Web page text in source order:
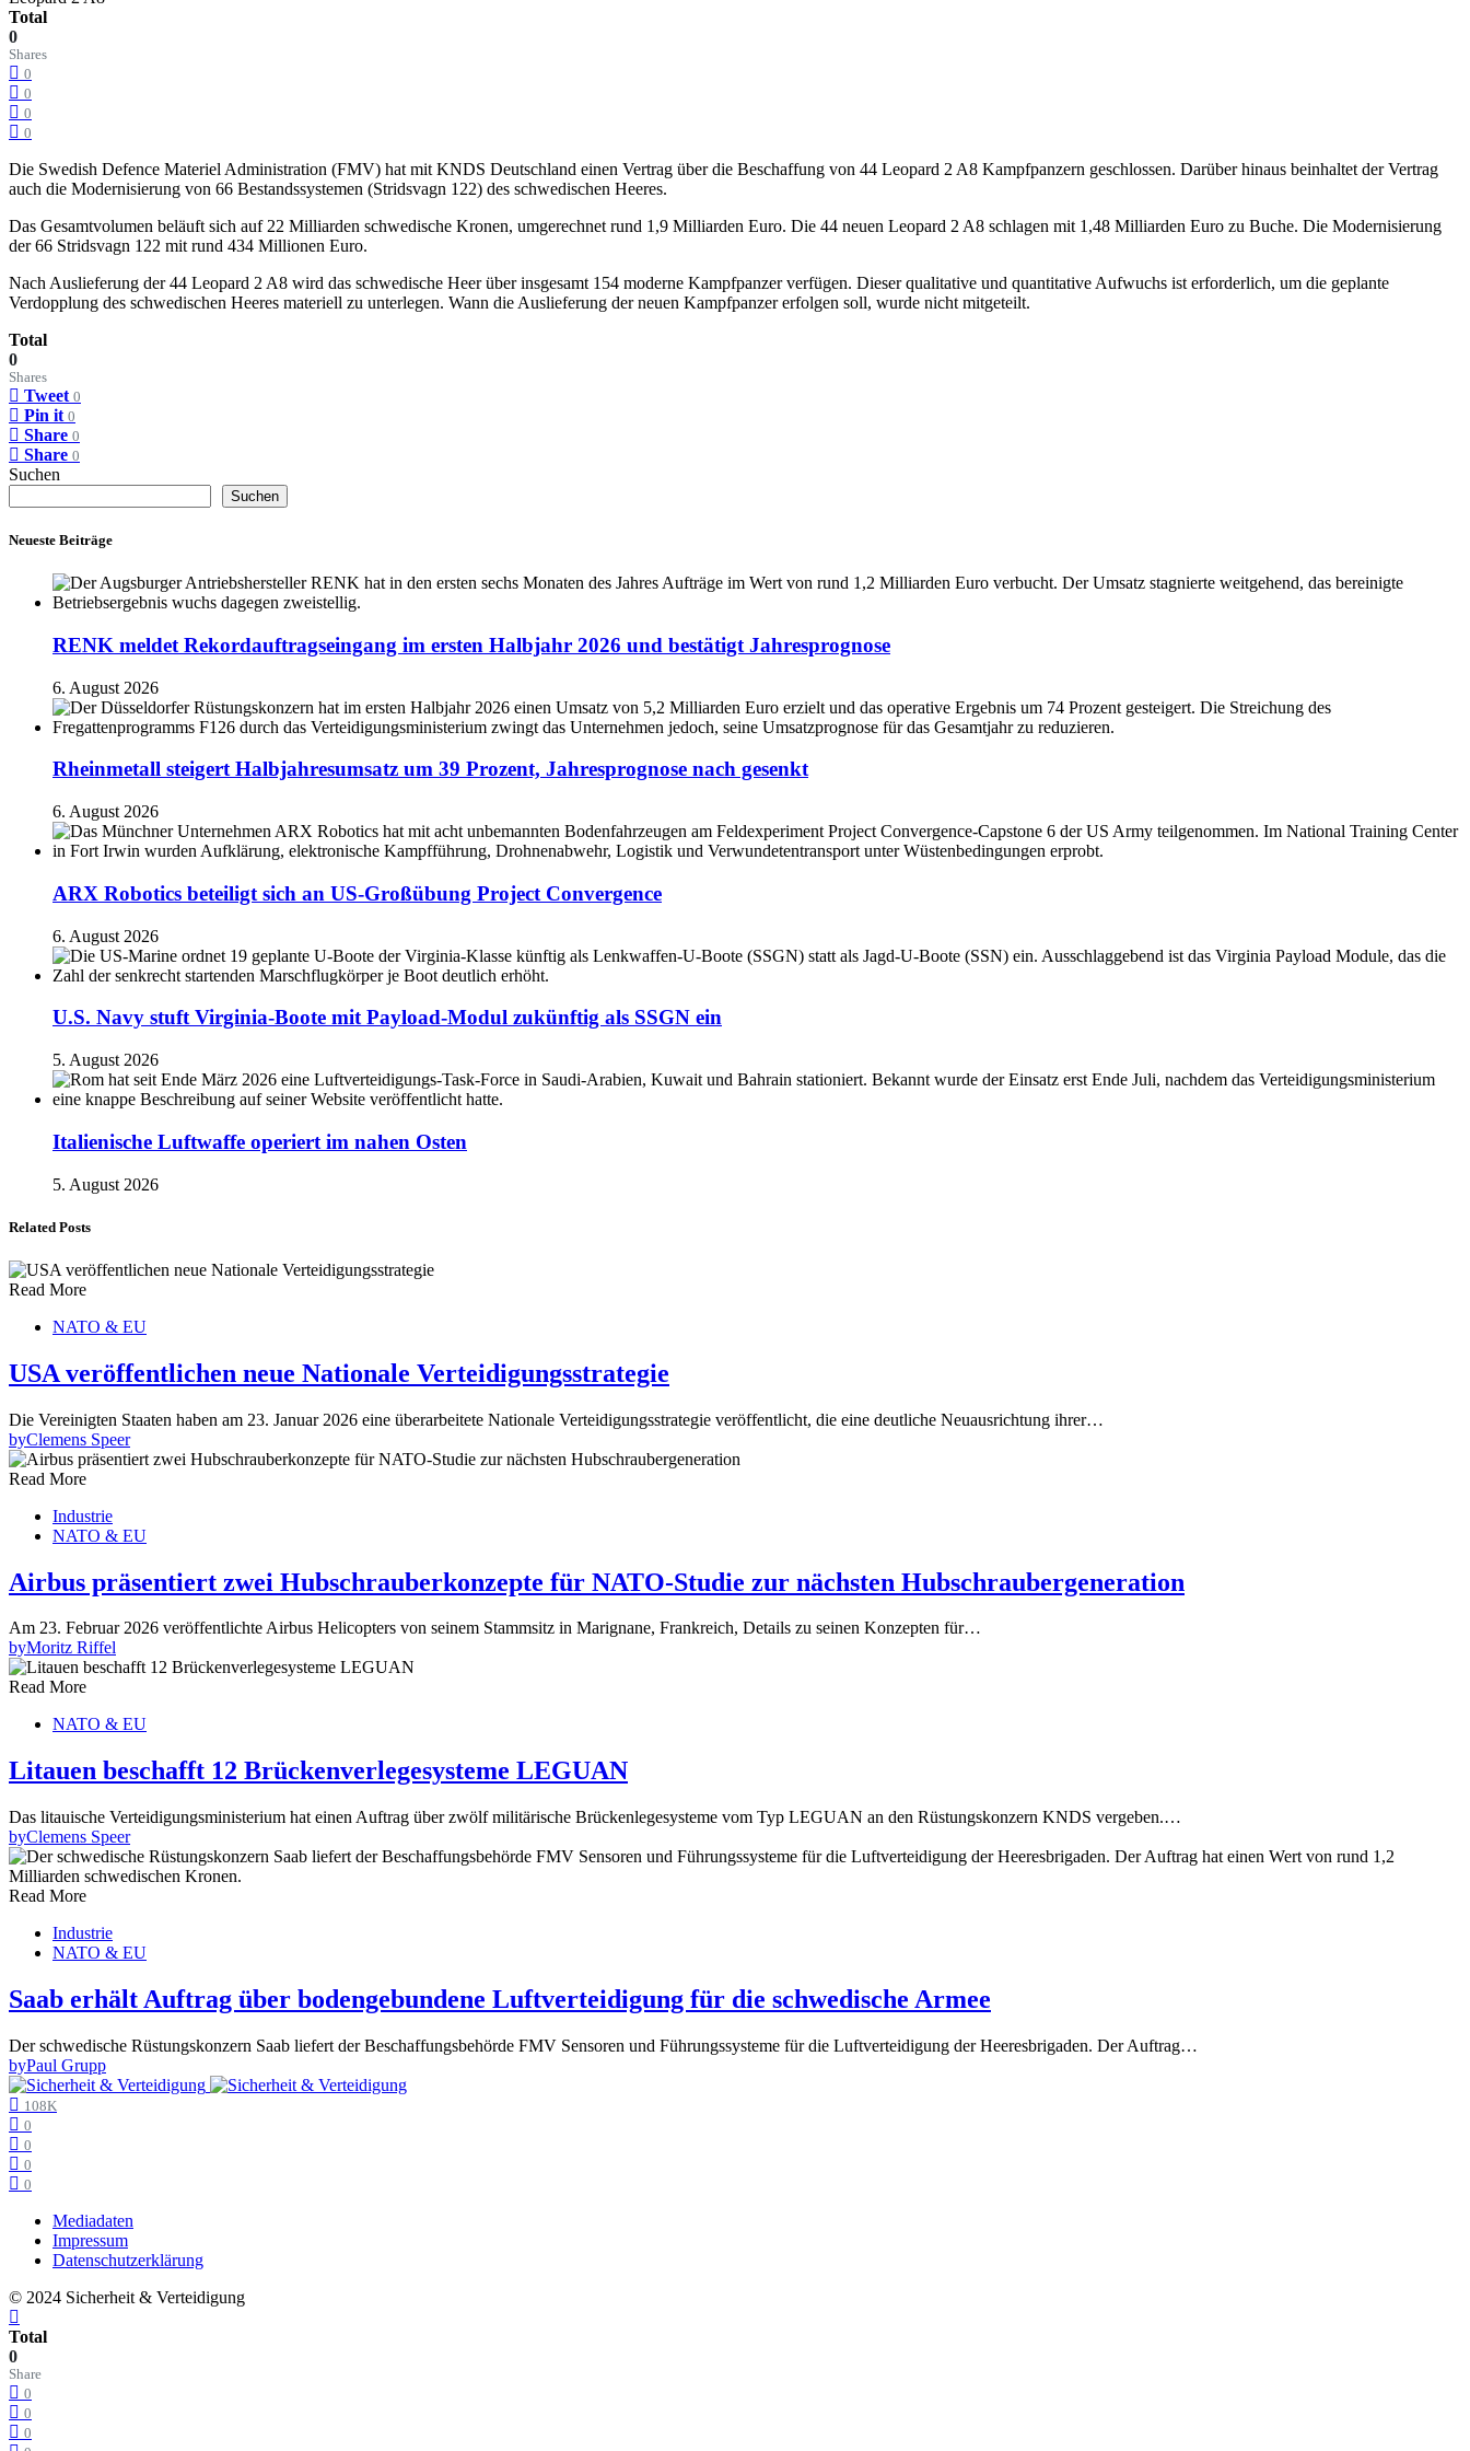
Total
0
Shares
0
0
0
0
Die Swedish Defence Materiel Administration (FMV) hat mit KNDS Deutschland einen Vertrag über die Beschaffung von 44 Leopard 2 A8 Kampfpanzern geschlossen. Darüber hinaus beinhaltet der Vertrag
auch die Modernisierung von 66 Bestandssystemen (Stridsvagn 122) des schwedischen Heeres.
Das Gesamtvolumen beläuft sich auf 22 Milliarden schwedische Kronen, umgerechnet rund 1,9 Milliarden Euro. Die 44 neuen Leopard 2 A8 schlagen mit 1,48 Milliarden Euro zu Buche. Die Modernisierung
der 66 Stridsvagn 122 mit rund 434 Millionen Euro.
Nach Auslieferung der 44 Leopard 2 A8 wird das schwedische Heer über insgesamt 154 moderne Kampfpanzer verfügen. Dieser qualitative und quantitative Aufwuchs ist erforderlich, um die geplante
Verdopplung des schwedischen Heeres materiell zu unterlegen. Wann die Auslieferung der neuen Kampfpanzer erfolgen soll, wurde nicht mitgeteilt.
Total
0
Shares
Tweet 0
Pin it 0
Share 0
Share 0
Suchen
Suchen
Neueste Beiträge
RENK meldet Rekordauftragseingang im ersten Halbjahr 2026 und bestätigt Jahresprognose
6. August 2026
Rheinmetall steigert Halbjahresumsatz um 39 Prozent, Jahresprognose nach gesenkt
6. August 2026
ARX Robotics beteiligt sich an US-Großübung Project Convergence
6. August 2026
U.S. Navy stuft Virginia-Boote mit Payload-Modul zukünftig als SSGN ein
5. August 2026
Italienische Luftwaffe operiert im nahen Osten
5. August 2026
Related Posts
Read More
NATO & EU
USA veröffentlichen neue Nationale Verteidigungsstrategie
Die Vereinigten Staaten haben am 23. Januar 2026 eine überarbeitete Nationale Verteidigungsstrategie veröffentlicht, die eine deutliche Neuausrichtung ihrer…
byClemens Speer
Read More
Industrie
NATO & EU
Airbus präsentiert zwei Hubschrauberkonzepte für NATO-Studie zur nächsten Hubschraubergeneration
Am 23. Februar 2026 veröffentlichte Airbus Helicopters von seinem Stammsitz in Marignane, Frankreich, Details zu seinen Konzepten für…
byMoritz Riffel
Read More
NATO & EU
Litauen beschafft 12 Brückenverlegesysteme LEGUAN
Das litauische Verteidigungsministerium hat einen Auftrag über zwölf militärische Brückenlegesysteme vom Typ LEGUAN an den Rüstungskonzern KNDS vergeben.…
byClemens Speer
Read More
Industrie
NATO & EU
Saab erhält Auftrag über bodengebundene Luftverteidigung für die schwedische Armee
Der schwedische Rüstungskonzern Saab liefert der Beschaffungsbehörde FMV Sensoren und Führungssysteme für die Luftverteidigung der Heeresbrigaden. Der Auftrag…
byPaul Grupp
108K
0
0
0
0
Mediadaten
Impressum
Datenschutzerklärung
© 2024 Sicherheit & Verteidigung
Total
0
Share
0
0
0